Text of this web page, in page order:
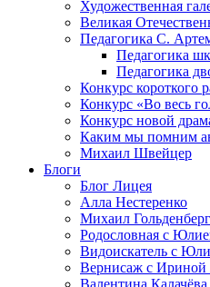
Художественная
Великая
Педагогика С.
Педагогика
Педагогика
Конкурс короткого
Конкурс «Во весь
Конкурс новой
Каким мы помним
Михаил Швейцер
Блоги
Блог Лицея
Алла Нестеренко
Михаил Гольденберг
Родословная с
Видоискатель с
Вернисаж с Ириной